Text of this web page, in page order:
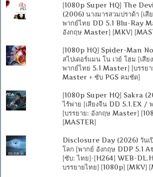
[1080p Super HQ] The
(2006) นางมารสวมปราด้า [เสี
พากย์ไทย DD 5.1 Blu-Ray
อังกฤษ Master] [MKV]
[1080p HQ] Spider-Man
สไปเดอร์แมน โน เวย์ โฮม [เสีย
พากย์ไทย 5.1 Master] [บรรย
Master + ซับ PGS คมชัด]
[1080p Super HQ] Sakra
ไร้พ่าย [เสียงจีน DD 5.1.EX /
[บรรยาย: อังกฤษ Master]
[MASTER]
Disclosure Day (2026) วันเ
โลก [พากย์ อังกฤษ DDP 5.1
[ซับ: ไทย]-[H264] WEB-
บรรยายไทย] [1080p] [MKV]